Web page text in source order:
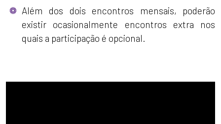
Além dos dois encontros mensais, poderão
existir ocasionalmente encontros extra nos
quais a participação é opcional.